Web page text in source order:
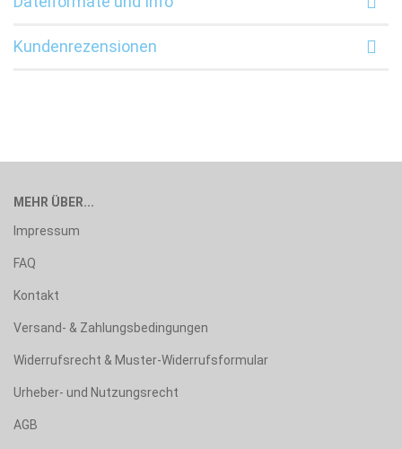
Kundenrezensionen
MEHR ÜBER...
Impressum
FAQ
Kontakt
Versand- & Zahlungsbedingungen
Widerrufsrecht & Muster-Widerrufsformular
Urheber- und Nutzungsrecht
AGB